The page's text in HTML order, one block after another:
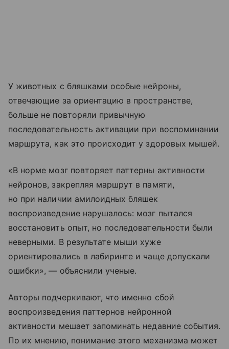
У животных с бляшками особые нейроны,
отвечающие за ориентацию в пространстве,
больше не повторяли привычную
последовательность активации при воспоминании
маршрута, как это происходит у здоровых мышей.
«В норме мозг повторяет паттерны активности
нейронов, закрепляя маршрут в памяти,
но при наличии амилоидных бляшек
воспроизведение нарушалось: мозг пытался
восстановить опыт, но последовательности были
неверными. В результате мыши хуже
ориентировались в лабиринте и чаще допускали
ошибки», — объяснили ученые.
Авторы подчеркивают, что именно сбой
воспроизведения паттернов нейронной
активности мешает запоминать недавние события.
По их мнению, понимание этого механизма может